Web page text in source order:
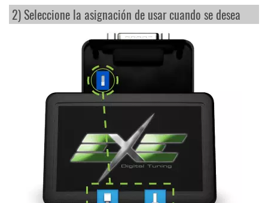
2) Seleccione la asignación de usar cuando se desea